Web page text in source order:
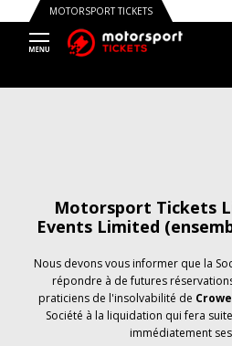
MOTORSPORT TICKETS
Motorsport Tickets
Events Limited
Nous devons vous informer que la
répondre à de futures
praticiens de l'insolvabilité de
Société à la liquidation qui fera
immédiatement